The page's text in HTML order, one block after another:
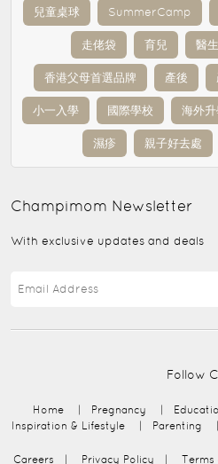
兒童桌球 SummerCamp
走佬袋 育兒 醫
香港父母首選品牌 產後
小一入學 國際學校 海外
濕疹 親子好去處
Champimom Newsletter
With exclusive updates and deals
Follow
Home | Pregnancy |
Inspiration & Lifestyle
| Parenting |
Careers | Privacy Policy | Terms